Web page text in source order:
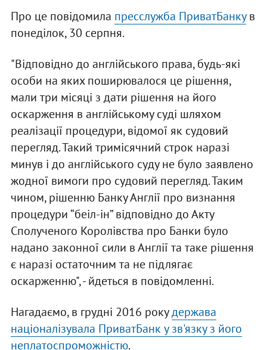
Про це повідомила пресслужба ПриватБанкув
понеділок, 30 серпня.
"Відповідно до англійського права, будь-які
особи на яких поширювалося це рішення,
мали три місяці з дати рішення на його
оскарження в англійському суді шляхом
реалізації процедури, відомої як судовий
перегляд. Такий тримісячний строк наразі
минув і до англійського суду не було заявлено
жодної вимоги про судовий перегляд. Таким
чином, рішенню Банку Англії про визнання
процедури “беіл-ін” відповідно до Акту
Сполученого Королівства про Банки було
надано законної сили в Англії та таке рішення
є наразі остаточним та не підлягає
оскарженню", - йдеться в повідомленні.
Нагадаємо, в грудні 2016 рокудержава
націоналізувала ПриватБанк у зв'язку з його
неплатоспроможністю.